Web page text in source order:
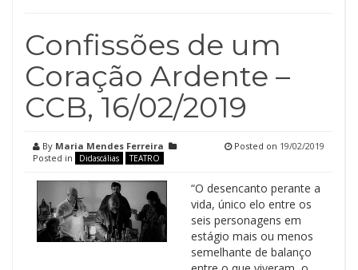
Confissões de um
Coração Ardente –
CCB, 16/02/2019
By Maria Mendes Ferreira
Posted in
Didascálias TEATRO
Posted on 19/02/2019
“O desencanto perante a
vida, único elo entre os
seis personagens em
estágio mais ou menos
semelhante de balanço